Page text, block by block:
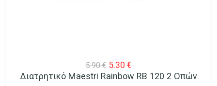
5.90€ Original
price
5.30 €Η
τρέχουσα
Διατρητικό Maestri Rainbow RB 120 2 Οπών